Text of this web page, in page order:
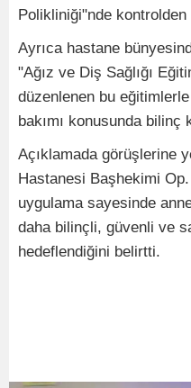
Polikliniği"nde
Ayrıca hastane
"Ağız ve Diş Sağlığı
düzenlenen bu
bakımı konusunda bilinç
Açıklamada görüşlerine
Hastanesi Başhekimi
uygulama sayesinde
daha bilinçli, güvenli ve
hedeflendiğini belirtti.